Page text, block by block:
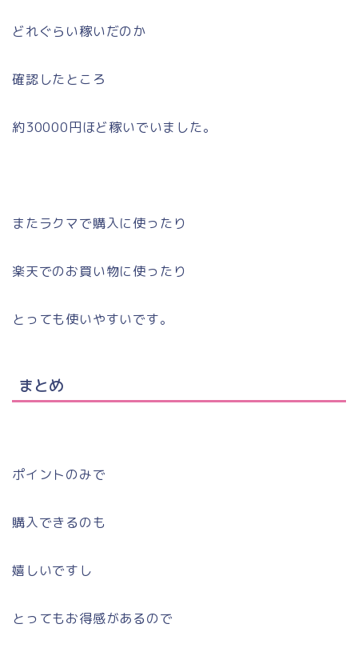
どれぐらい稼いだのか
確認したところ
約30000円ほど稼いでいました。
またラクマで購入に使ったり
楽天でのお買い物に使ったり
とっても使いやすいです。
まとめ
ポイントのみで
購入できるのも
嬉しいですし
とってもお得感があるので